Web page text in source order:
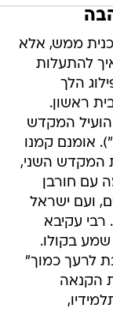
ממש, אלא
להתעלות
הלך
ראשון.
המקדש
אומנם קמנו
המקדש השני,
עם חורבן
ועם ישראל
עקיבא
בקולו.
לרעך כמוך"
הקנאה